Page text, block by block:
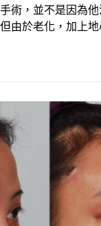
術，並不是因為
由於老化，加上地